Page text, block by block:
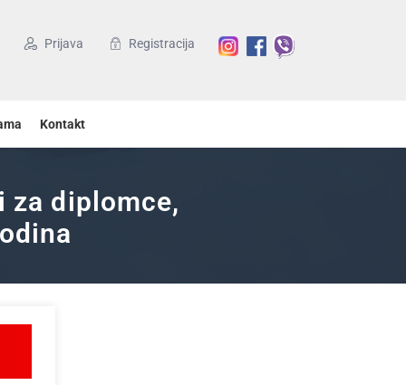
Prijava Registracija
Kontakt
za diplomce,